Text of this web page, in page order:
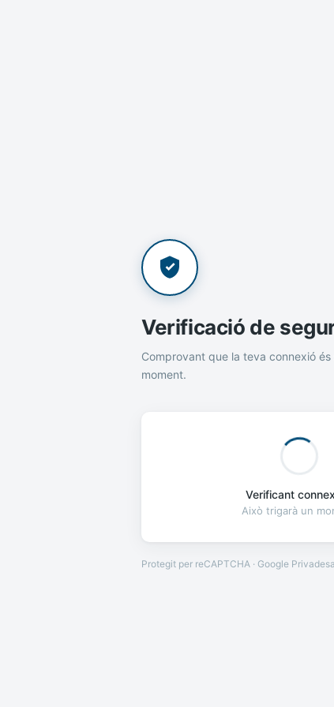
Verificació de
Comprovant que la teva connexió és
moment.
Verificant
Això trigarà un
Protegit per reCAPTCHA · Google Privadesa